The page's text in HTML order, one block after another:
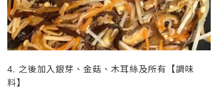
4. 之後加入銀芽、金菇、木耳絲及所有【調味
料】